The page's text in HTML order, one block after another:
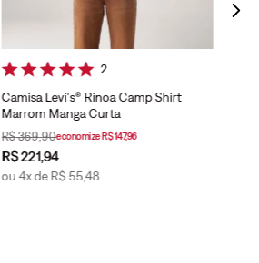
2
Camisa Levi's® Rinoa Camp Shirt
Marrom Manga Curta
R$ 369,90economizeR$147,96
R$221,94
ou4x deR$ 55,48